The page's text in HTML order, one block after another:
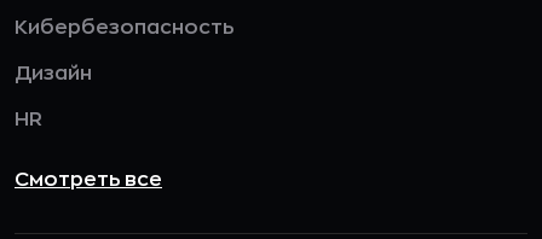
Кибербезопасность
Дизайн
HR
Смотреть все